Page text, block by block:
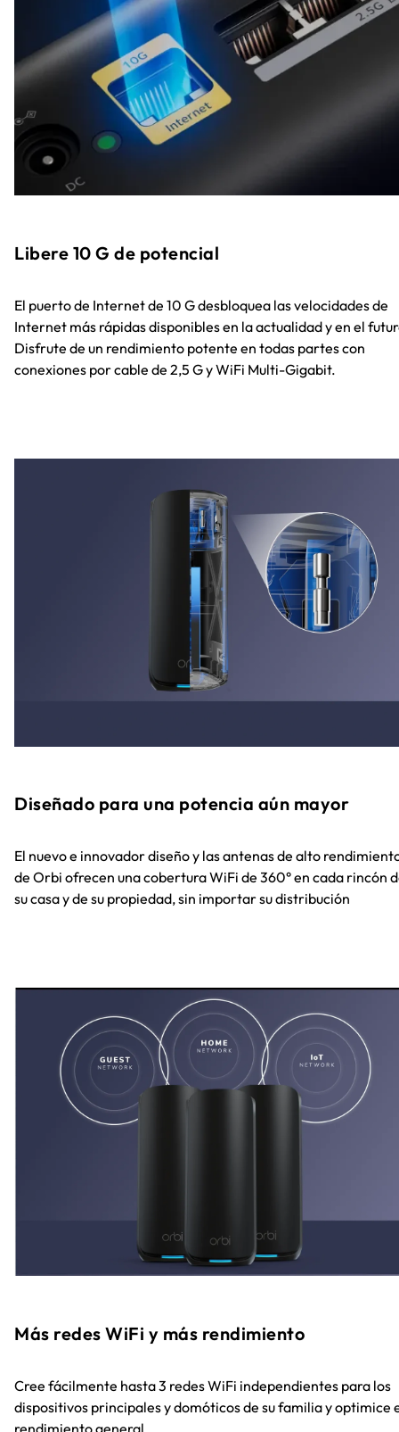
Libere 10 G de potencial
El puerto de Internet de 10 G desbloquea las velocidades de
Internet más rápidas disponibles en la actualidad y en el
Disfrute de un rendimiento potente en todas partes con
conexiones por cable de 2,5 G y WiFi Multi-Gigabit.
Diseñado para una potencia aún mayor
El nuevo e innovador diseño y las antenas de alto
de Orbi ofrecen una cobertura WiFi de 360° en cada rincón
su casa y de su propiedad, sin importar su distribución
Más redes WiFi y más rendimiento
Cree fácilmente hasta 3 redes WiFi independientes para los
dispositivos principales y domóticos de su familia y optimice
rendimiento general.